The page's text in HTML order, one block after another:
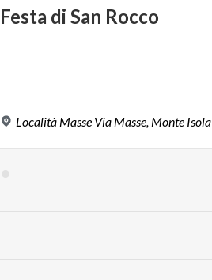
Festa di San Rocco
Località Masse Via Masse, Monte Isola